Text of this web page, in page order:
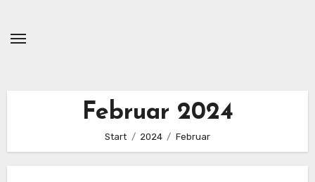
springen
Februar 2024
Start 2024 Februar